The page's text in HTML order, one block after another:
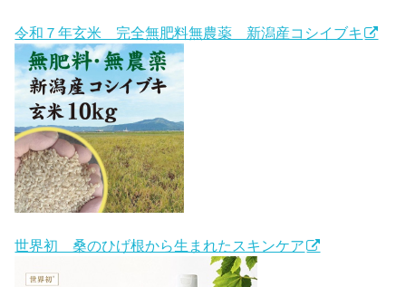
令和７年玄米 完全無肥料無農薬 新潟産コシイブキ
世界初 桑のひげ根から生まれたスキンケア